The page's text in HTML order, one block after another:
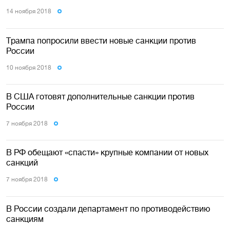
14 ноября 2018
Трампа попросили ввести новые санкции против
России
10 ноября 2018
В США готовят дополнительные санкции против
России
7 ноября 2018
В РФ обещают «спасти» крупные компании от новых
санкций
7 ноября 2018
В России создали департамент по противодействию
санкциям